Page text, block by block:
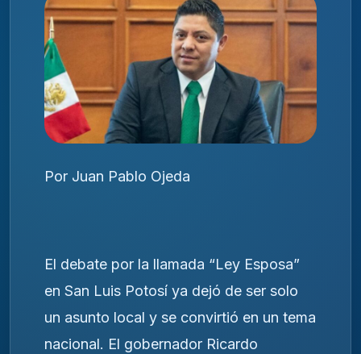
Por Juan Pablo Ojeda
El debate por la llamada “Ley Esposa”
en San Luis Potosí ya dejó de ser solo
un asunto local y se convirtió en un tema
nacional. El gobernador Ricardo